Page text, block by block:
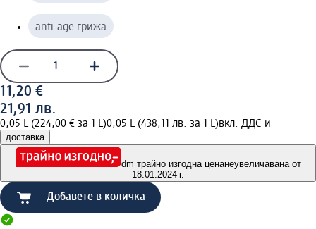
anti-age грижа
11,20 €
21,91 лв.
0,05 L (224,00 € за 1 L)0,05 L (438,11 лв. за 1 L)вкл. ДДС и
доставка
dm трайно изгодна ценанеувеличавана от
18.01.2024 г.
Добавете в количка